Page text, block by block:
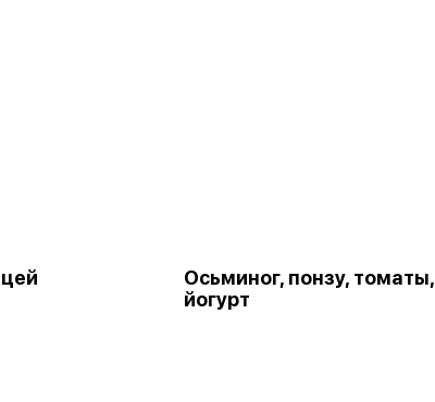
Осьминог, понзу, томаты,
йогурт